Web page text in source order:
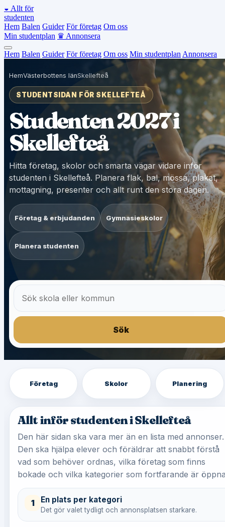
◒ Allt för
studenten
Hem Balen Guider För företag Om oss
Min studentplan ♛ Annonsera
Hem Balen Guider För företag Om oss Min studentplan Annonsera
HemVästerbottens länSkellefteå
STUDENTSIDAN FÖR SKELLEFTEÅ
Studenten 2027 i
Skellefteå
Hitta företag, skolor och smarta vägar vidare inför
studenten i Skellefteå. Planera flak, bal, mössa, plakat,
mottagning, presenter och allt runt den stora dagen.
Företag & erbjudanden Gymnasieskolor
Planera studenten
Sök
Företag Skolor Planering
Allt inför studenten i Skellefteå
Den här sidan ska vara mer än en lista med annonser.
Den ska hjälpa elever och föräldrar att snabbt förstå
vad som behöver ordnas, vilka företag som finns
bokade och vilka kategorier som fortfarande är
1 En plats per kategori
Det gör valet tydligt och annonsplatsen starkare.